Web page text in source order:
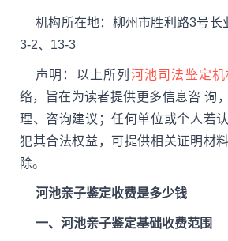
机构所在地：柳州市胜利路3号长
3-2、13-3
声明：以上所列 河池司法鉴定机
络，旨在为读者提供更多信息咨 询
理、咨询建议；任何单位或个人若
犯其合法权益，可提供相关证明材
除。
河池亲子鉴定收费是多少钱
一、河池亲子鉴定基础收费范围